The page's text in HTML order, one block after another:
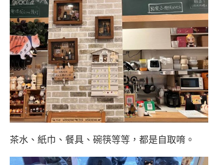
茶水、紙巾、餐具、碗筷等等，都是自取唷。